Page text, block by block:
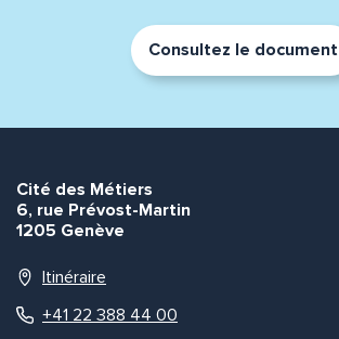
Consultez le document
Cité des Métiers
6, rue Prévost-Martin
1205 Genève
Itinéraire
+41 22 388 44 00
Envoyer
Envoyer